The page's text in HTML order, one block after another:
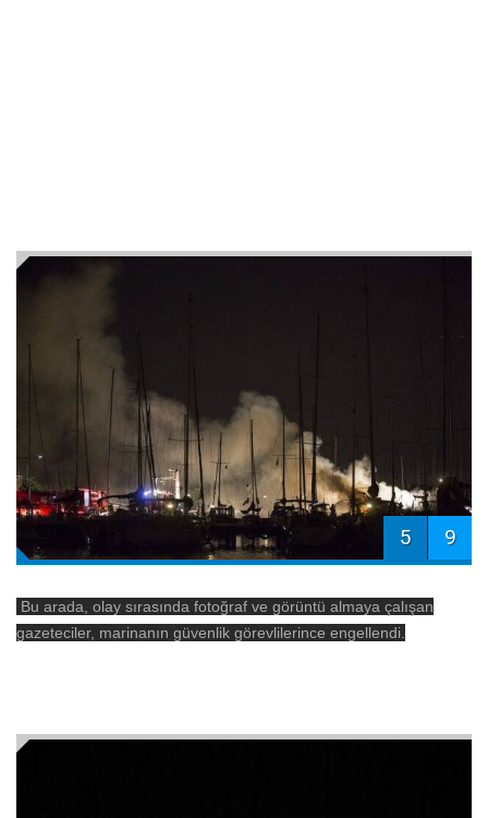
5 9
Bu arada, olay sırasında fotoğraf ve görüntü almaya çalışan
gazeteciler, marinanın güvenlik görevlilerince engellendi.